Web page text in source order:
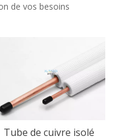
de vos besoins
Tube de cuivre isolé